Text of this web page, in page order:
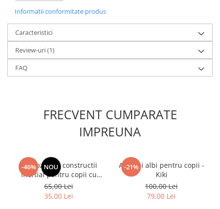
• Camasa verde cu maneca scurta
• Tricou alb imprimat cu model ursulet
• Bermude verzi cu buzunare si snur reglabil
• Material confortabil si lejer
• Potrivit pentru sezonul cald
• Design modern si elegant pentru baieti
Brand
Culoare: camasa verde, tricou alb, bermude verzi
Informatii conformitate produs
Caracteristici
Review-uri(1)
FAQ
FRECVENT CUMPARATE
IMPREUNA
-46% NOU
Buldozer de constructii
inertial pentru copii cu
frictiune si cupa mobila
678, 3 ani+
65,00 Lei
35,00 Lei
-21%
Adidasi albi pentru copii -
Kiki
100,00 Lei
79,00 Lei